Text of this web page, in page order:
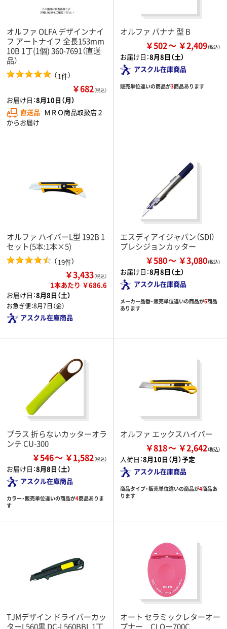
オルファ OLFA デザインナイ
フ アートナイフ 全長153mm
10B 1丁(1個) 360-7691（直送
品）
（1件）
￥682（税込）
お届け日：8月10日（月）
直送品 ＭＲＯ商品取扱店２
からお届け
オルファ バナナ 型 B
￥502 ￥2,409
お届け日：8月8日（土）
アスクル在庫商品
販売単位違いの商品が3商品あります
オルファ ハイパーL型 192B 1
セット(5本:1本×5)
（19件）
￥3,433（税込）
1本あたり ￥686.6
お届け日：8月8日（土）
お急ぎ便：8月7日（金）
アスクル在庫商品
エスディアイジャパン（SDI）
プレシジョンカッター
￥580 ￥3,080
お届け日：8月8日（土）
アスクル在庫商品
メーカー品番・販売単位違いの商品が6商品
あります
プラス 折らないカッターオラ
ンテ CU-300
￥546 ￥1,582
お届け日：8月8日（土）
アスクル在庫商品
カラー・販売単位違いの商品が4商品ありま
す
オルファ エックスハイパー
￥818 ￥2,642
入荷日：8月10日（月）予定
アスクル在庫商品
商品タイプ・販売単位違いの商品が4商品あ
ります
TJMデザイン ドライバーカッ
ターL560黒 DC-L560BBL 1丁
オート セラミックレターオー
プナー CLOー700C